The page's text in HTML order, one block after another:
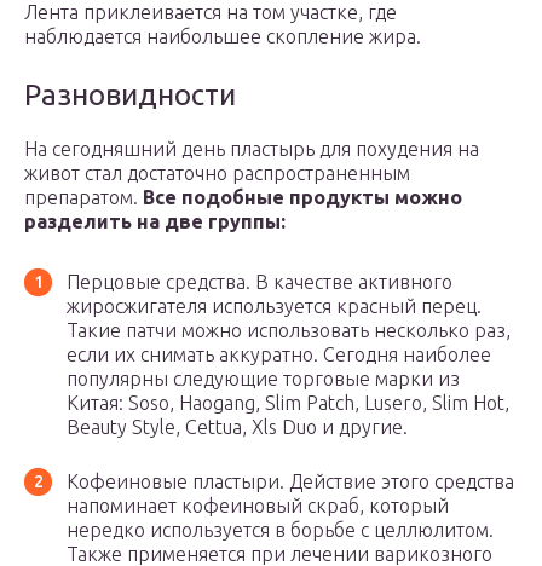
Лента приклеивается на том участке, где
наблюдается наибольшее скопление жира.
Разновидности
На сегодняшний день пластырь для похудения на
живот стал достаточно распространенным
препаратом. Все подобные продукты можно
разделить на две группы:
Перцовые средства. В качестве активного
жиросжигателя используется красный перец.
Такие патчи можно использовать несколько раз,
если их снимать аккуратно. Сегодня наиболее
популярны следующие торговые марки из
Китая: Soso, Haogang, Slim Patch, Lusero, Slim Hot,
Beauty Style, Cettua, Xls Duo и другие.
Кофеиновые пластыри. Действие этого средства
напоминает кофеиновый скраб, который
нередко используется в борьбе с целлюлитом.
Также применяется при лечении варикозного